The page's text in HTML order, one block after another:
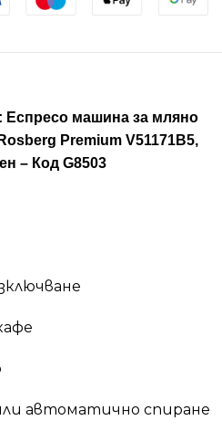
Еспресо машина за мляно
Premium V51171B5,
– Код G8503
автоматично спиране